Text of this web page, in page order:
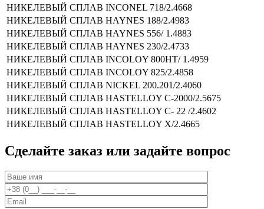
НИКЕЛЕВЫЙ СПЛАВ INCONEL 718/2.4668
НИКЕЛЕВЫЙ СПЛАВ HAYNES 188/2.4983
НИКЕЛЕВЫЙ СПЛАВ HAYNES 556/ 1.4883
НИКЕЛЕВЫЙ СПЛАВ HAYNES 230/2.4733
НИКЕЛЕВЫЙ СПЛАВ INCOLOY 800НТ/ 1.4959
НИКЕЛЕВЫЙ СПЛАВ INCOLOY 825/2.4858
НИКЕЛЕВЫЙ СПЛАВ NICKEL 200.201/2.4060
НИКЕЛЕВЫЙ СПЛАВ HASTELLOY C-2000/2.5675
НИКЕЛЕВЫЙ СПЛАВ HASTELLOY C- 22 /2.4602
НИКЕЛЕВЫЙ СПЛАВ HASTELLOY X/2.4665
Сделайте заказ или задайте вопрос